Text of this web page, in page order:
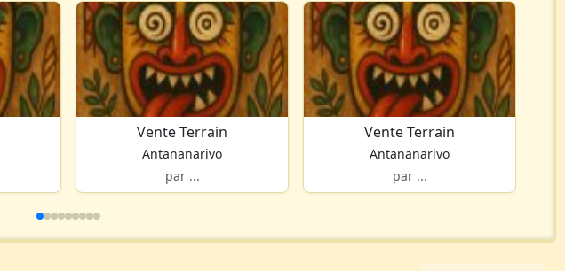
Vente Terrain
Antananarivo
par ...
Vente Terrain
Antananarivo
par ...